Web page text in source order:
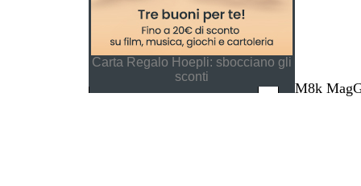
Carta Regalo Hoepli: sbocciano gli
sconti
M8k